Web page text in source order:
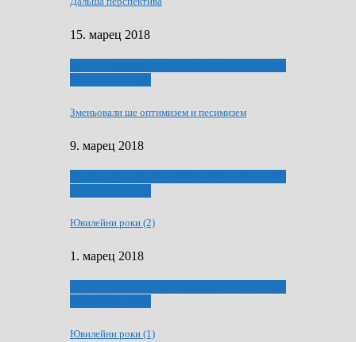
15. марец 2018
Зменьовали ше оптимизем и песимизем
9. марец 2018
Ювилейни роки (2)
1. марец 2018
Ювилейни роки (1)